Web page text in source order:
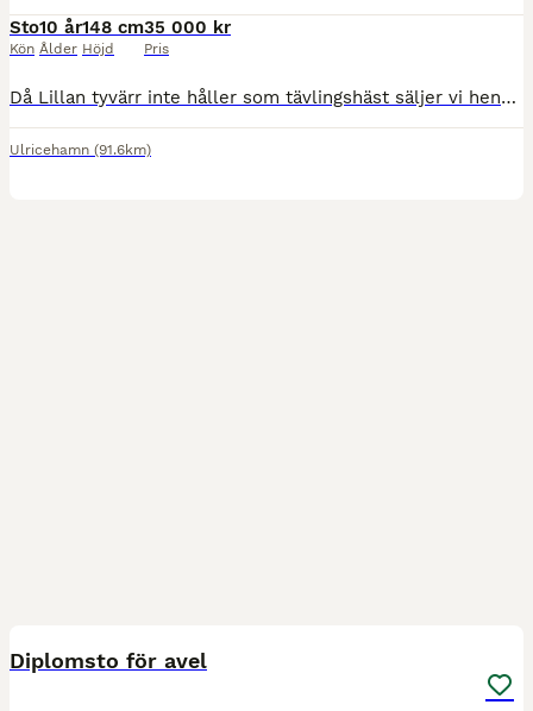
Sto
Kön
10 år
Ålder
148 cm
Höjd
35 000 kr
Pris
Då Lillan tyvärr inte håller som tävlingshäst säljer vi henne nu som avelssto (Säljs ej som ridhäst). Är inte tävlad så mycket då hon är inriden sent, men har några fina resultat och mycket bra lovord
Ulricehamn (91.6km)
Diplomsto för avel